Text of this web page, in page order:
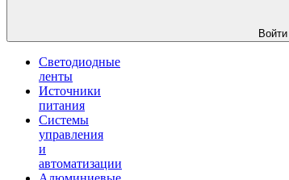
Войти
Светодиодные
ленты
Источники
питания
Системы
управления
и
автоматизации